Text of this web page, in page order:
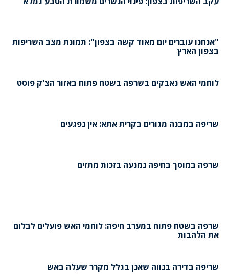
"אנחנו עוברים יום מאוד קשה בצפון": תמונת מצב השריפות
בצפון הארץ
לוחמי האש נאבקים בשרפה בשטח פתוח באזור הצ'ק פוסט
שריפה במבנה מגורים בקרית אתא: אין נפגעים
שרפה במוסך בחיפה נמנעה בזכות מתזים
שרפה בשטח פתוח במערב חיפה: לוחמי האש פועלים לבלום
את הלהבות
שריפה בדירה בנווה שאנן בגלל מקרר שעלה באש